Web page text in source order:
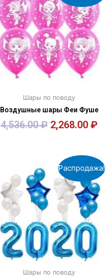
Шары по поводу
Воздушные шары Феи Фуше
4,536.00₽ 2,268.00₽
Распродажа!
Шары по поводу